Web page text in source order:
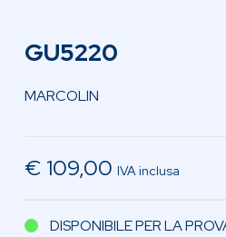
GU5220
MARCOLIN
€ 109,00 IVA inclusa
DISPONIBILE PER LA